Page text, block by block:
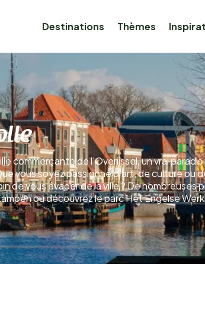
Destinations Thèmes
commerçante de l’Overijssel, un vrai
vous soyez passionné d’art, de culture ou
de vous évader de la ville ? De nombreuses
ou découvrez le parc Het Engelse